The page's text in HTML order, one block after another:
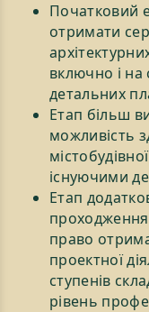
Початковий
отримати
включно і на
детальних
Етап більш
можливість
існуючими
Етап
проходження
право
проектної
ступенів
рівень